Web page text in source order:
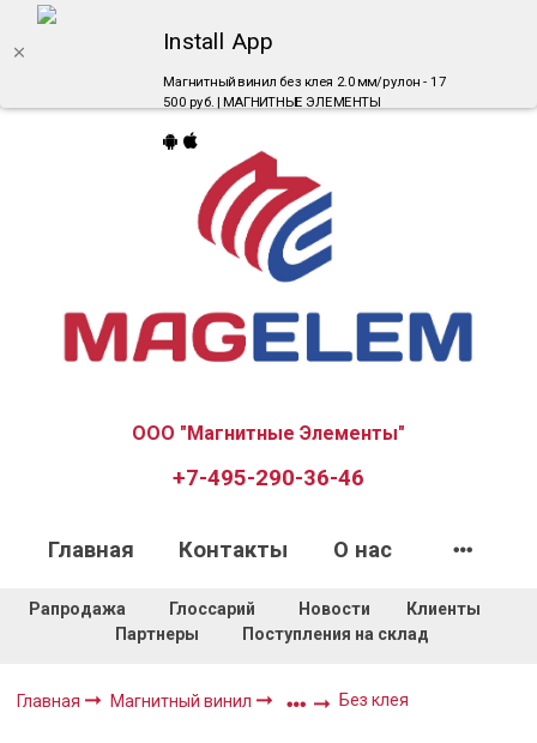
Install App
Магнитный винил без клея 2.0 мм/рулон - 17
500 руб. | МАГНИТНЫЕ ЭЛЕМЕНТЫ
ООО "Магнитные Элементы"
+7-495-290-36-46
Главная Контакты О нас
Рапродажа Глоссарий Новости
Клиенты
Партнеры
Поступления на склад
Главная Магнитный винил Без клея